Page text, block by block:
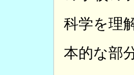
科学を理
本的な部